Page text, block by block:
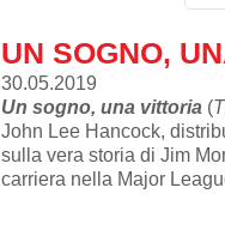
UN SOGNO,
30.05.2019
Un sogno, una vittoria(
John Lee Hancock,
sulla vera storia di Jim
carriera nella Major